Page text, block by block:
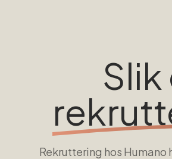
Slik
Rekruttering hos Humano